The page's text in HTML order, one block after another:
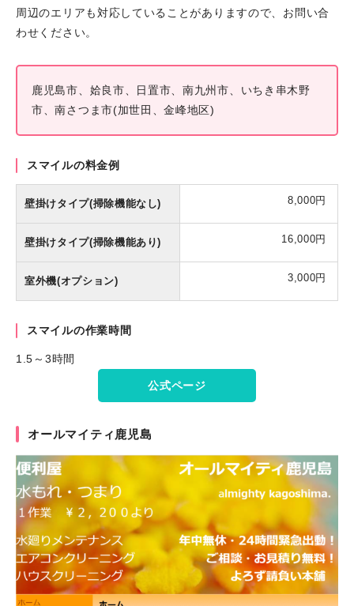
周辺のエリアも対応していることがありますので、お問い合
わせください。
鹿児島市、姶良市、日置市、南九州市、いちき串木野
市、南さつま市(加世田、金峰地区)
スマイルの料金例
壁掛けタイプ(掃除機能なし) 8,000円
壁掛けタイプ(掃除機能あり) 16,000円
室外機(オプション) 3,000円
スマイルの作業時間
1.5～3時間
公式ページ
オールマイティ鹿児島